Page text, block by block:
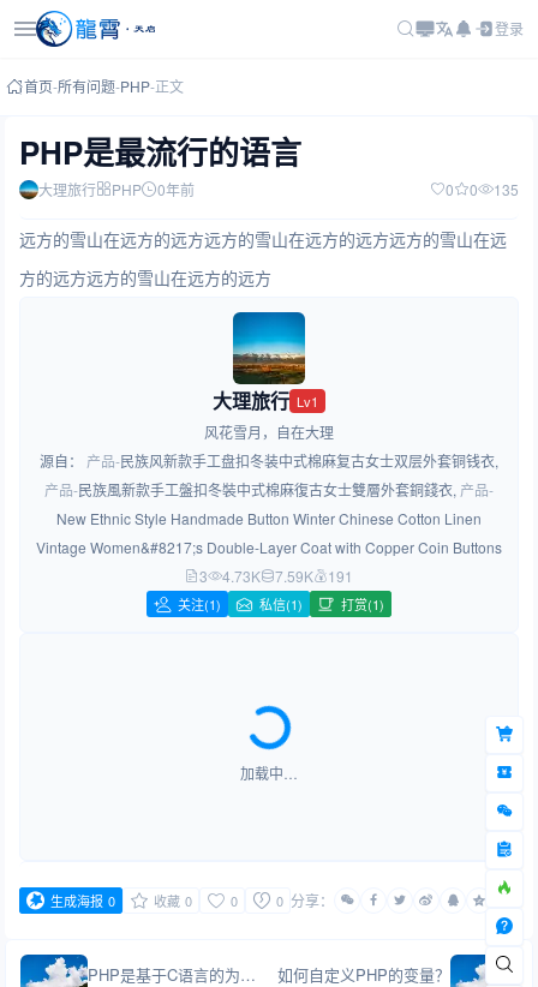
登录
首页-所有问题-PHP-正文
PHP是最流行的语言
大理旅行 PHP 0年前 0 0 135
远方的雪山在远方的远方远方的雪山在远方的远方远方的雪山在远
方的远方远方的雪山在远方的远方
大理旅行 Lv1
风花雪月，自在大理
源自： 产品-民族风新款手工盘扣冬装中式棉麻复古女士双层外套铜钱衣,
产品-民族風新款手工盤扣冬裝中式棉麻復古女士雙層外套銅錢衣, 产品-
New Ethnic Style Handmade Button Winter Chinese Cotton Linen
Vintage Women&#8217;s Double-Layer Coat with Copper Coin Buttons
3
4.73K 7.59K 191
关注(1) 私信(1) 打赏(1)
加载中…
生成海报 0 收藏 0 0 0 分享：
PHP是基于C语言的为什么性能不如使用字节码和虚拟机的java? 如何自定义PHP的变量？